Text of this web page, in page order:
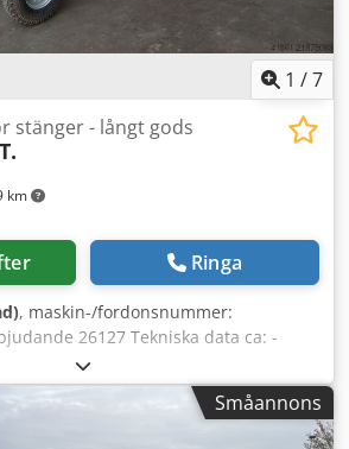
1 /7
km
stänger - långt gods
Ringa
, maskin-/fordonsnummer:
26127 Tekniska data ca: -
kg - Lastyta mellan sidostolpar L 4,00
utan sidostolpar L 4,00 x B 1,04 m -
m - Stolphöjd 0,5 m -
m Credpfx Ajy Nzmdemkef - Längd
Småannons